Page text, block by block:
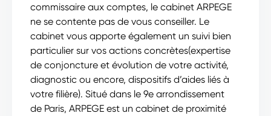
commissaire aux comptes, le cabinet ARPEGE
ne se contente pas de vous conseiller. Le
cabinet vous apporte également un suivi bien
particulier sur vos actions concrètes(expertise
de conjoncture et évolution de votre activité,
diagnostic ou encore, dispositifs d’aides liés à
votre filière). Situé dans le 9e arrondissement
de Paris, ARPEGE est un cabinet de proximité